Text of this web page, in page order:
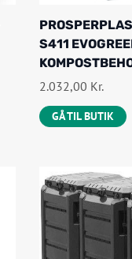
S411
2.032,00 Kr.
GÅ TIL BUTIK